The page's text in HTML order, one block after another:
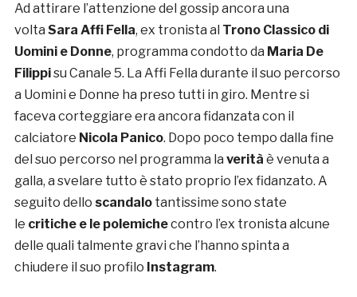
Ad attirare l’attenzione del gossip ancora una
volta Sara Affi Fella, ex tronista al Trono Classico di
Uomini e Donne, programma condotto da Maria De
Filippisu Canale 5. La Affi Fella durante il suo percorso
a Uomini e Donne ha preso tutti in giro. Mentre si
faceva corteggiare era ancora fidanzata con il
calciatore Nicola Panico. Dopo poco tempo dalla fine
del suo percorso nel programma la verità è venuta a
galla, a svelare tutto è stato proprio l’ex fidanzato. A
seguito dello scandalo tantissime sono state
le critiche e le polemichecontro l’ex tronista alcune
delle quali talmente gravi che l’hanno spinta a
chiudere il suo profilo Instagram.